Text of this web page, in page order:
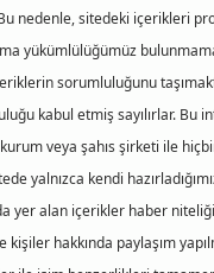
nedenle, sitedeki içerikleri
yükümlülüğümüz
sorumluluğunu
kabul etmiş sayılırlar. Bu
veya şahıs şirketi ile
yalnızca kendi
yer alan içerikler haber
hakkında paylaşım